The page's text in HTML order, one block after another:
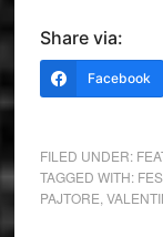
Share via:
Facebook
FILED UNDER:
TAGGED WITH:
PAJTORE